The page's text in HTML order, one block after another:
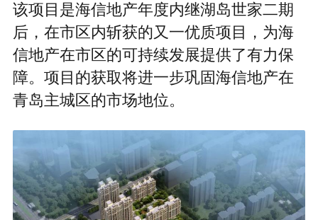
该项目是海信地产年度内继湖岛世家二期
后，在市区内斩获的又一优质项目，为海
信地产在市区的可持续发展提供了有力保
障。项目的获取将进一步巩固海信地产在
青岛主城区的市场地位。